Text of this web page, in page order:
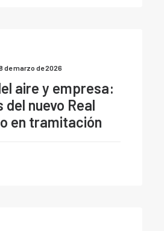
de marzo de 2026
aire y empresa:
del nuevo Real
en tramitación